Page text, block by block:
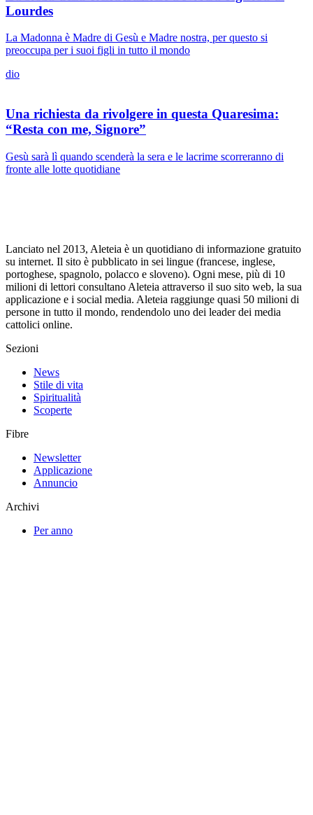
Lourdes
La Madonna è Madre di Gesù e Madre nostra, per questo si
preoccupa per i suoi figli in tutto il mondo
dio
Una richiesta da rivolgere in questa Quaresima:
“Resta con me, Signore”
Gesù sarà lì quando scenderà la sera e le lacrime scorreranno di
fronte alle lotte quotidiane
Lanciato nel 2013, Aleteia è un quotidiano di informazione gratuito
su internet. Il sito è pubblicato in sei lingue (francese, inglese,
portoghese, spagnolo, polacco e sloveno). Ogni mese, più di 10
milioni di lettori consultano Aleteia attraverso il suo sito web, la sua
applicazione e i social media. Aleteia raggiunge quasi 50 milioni di
persone in tutto il mondo, rendendolo uno dei leader dei media
cattolici online.
Sezioni
News
Stile di vita
Spiritualità
Scoperte
Fibre
Newsletter
Applicazione
Annuncio
Archivi
Per anno